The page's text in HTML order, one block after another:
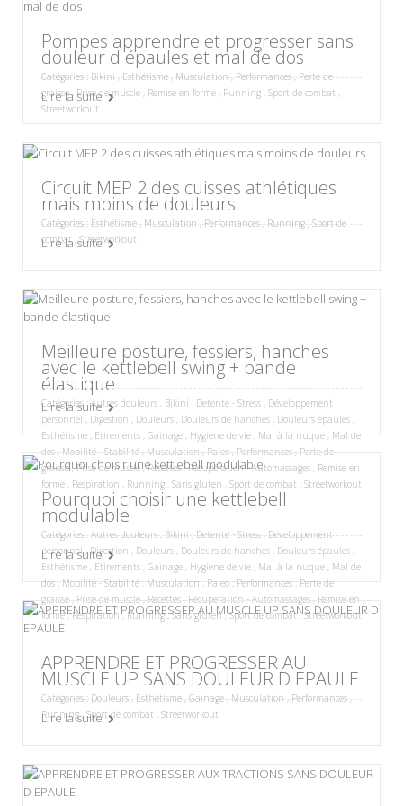
Pompes apprendre et progresser sans
douleur d épaules et mal de dos
Catégories : Bikini , Esthétisme, Musculation,Performances,Perte de
graisse, Prise de muscle Remise en forme Running Sport de combat
Streetworkout
Lire la suite
Circuit MEP 2 des cuisses athlétiques
mais moins de douleurs
Catégories : Esthétisme, Musculation,Performances,Running,Sport de
combat,Streetworkout
Lire la suite
Meilleure posture, fessiers, hanches
avec le kettlebell swing + bande
élastique
Catégories :Autres douleurs Bikini Detente - Stress
Développement
personnel
Digestion Douleurs Douleurs de hanches Douleurs épaules
Esthétisme
Etirements Gainage Hygiene de vie Mal à la nuque
Mal de
dos
Mobilité - Stabilité Musculation Paleo Performances
Perte de
graisse ,Prise de muscle,Recettes,Récupération - Automassages
Remise en
forme
Respiration Running Sans gluten Sport de combat Streetworkout
Lire la suite
Pourquoi choisir une kettlebell
modulable
Catégories : Autres douleurs,Bikini,Detente - Stress,Développement
personnel,Digestion Douleurs Douleurs de hanches Douleurs épaules
Esthétisme
Etirements Gainage Hygiene de vie Mal à la nuque
Mal de
dos
Mobilité - Stabilité Musculation Paleo Performances
Perte de
graisse
Prise de muscle Recettes Récupération - Automassages
Remise en
forme,Respiration ,Running,Sans gluten,Sport de combat,Streetworkout
Lire la suite
APPRENDRE ET PROGRESSER AU
MUSCLE UP SANS DOULEUR D EPAULE
Catégories : Douleurs , Esthétisme,Gainage,Musculation, Performances,
Running, Sport de combat Streetworkout
Lire la suite